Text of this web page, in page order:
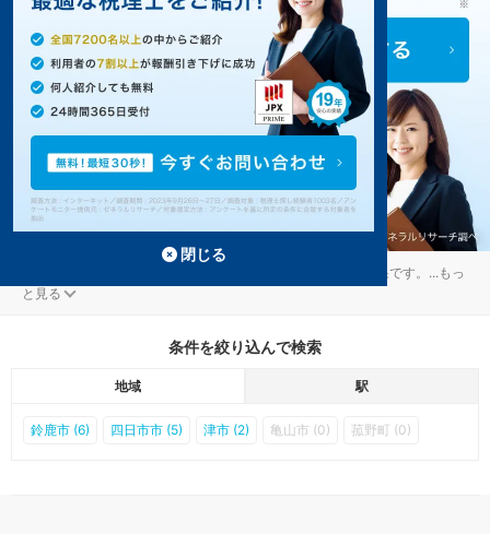
津の伊勢上野駅の資金調達対策を扱う税理士事務所の検索結果です。 ...もっ
と見る
条件を絞り込んで検索
地域 駅
鈴鹿市 (6) 四日市市 (5) 津市 (2) 亀山市 (0) 菰野町 (0)
閉じる